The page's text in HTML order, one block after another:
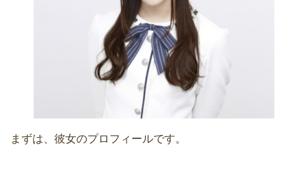
まずは、彼女のプロフィールです。